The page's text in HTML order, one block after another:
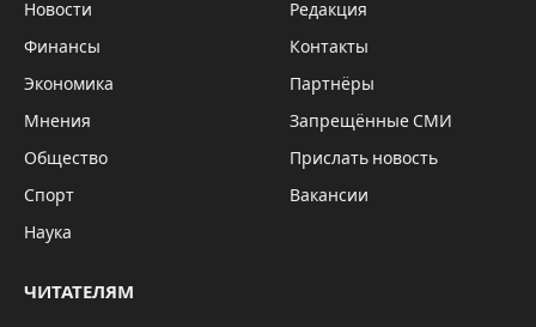
Новости
Финансы
Экономика
Мнения
Общество
Спорт
Наука
Редакция
Контакты
Партнёры
Запрещённые СМИ
Прислать новость
Вакансии
ЧИТАТЕЛЯМ